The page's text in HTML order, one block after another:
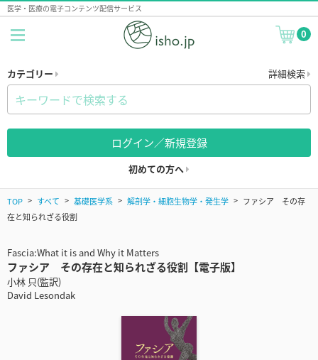
医学・医療の電子コンテンツ配信サービス
0
カテゴリー 詳細検索
ログイン／新規登録
初めての方へ
TOP すべて 基礎医学系 解剖学・細胞生物学・発生学
ファシア その存
在と知られざる役割
Fascia:What it is and Why it Matters
ファシア その存在と知られざる役割【電子版】
小林 只(監訳)
David Lesondak